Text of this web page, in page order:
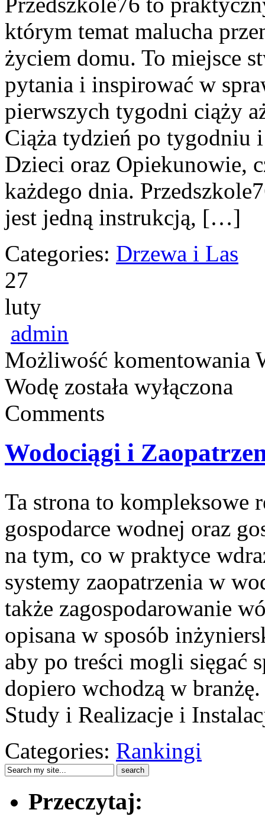
którym temat malucha
życiem domu. To miejsce
pytania i inspirować w
pierwszych tygodni ciąży
Ciąża tydzień po tygodniu
Dzieci oraz Opiekunowie,
każdego dnia.
jest jedną instrukcją, […]
Categories: Drzewa i Las
27
luty
admin
Możliwość komentowania
Wodę została wyłączona
Comments
Wodociągi i
Ta strona to kompleksowe
gospodarce wodnej oraz
na tym, co w praktyce
systemy zaopatrzenia w
także zagospodarowanie
opisana w sposób
aby po treści mogli sięgać
dopiero wchodzą w
Study i Realizacje i
Categories: Rankingi
Przeczytaj: